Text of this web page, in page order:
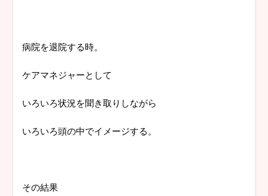
病院を退院する時。
ケアマネジャーとして
いろいろ状況を聞き取りしながら
いろいろ頭の中でイメージする。
その結果